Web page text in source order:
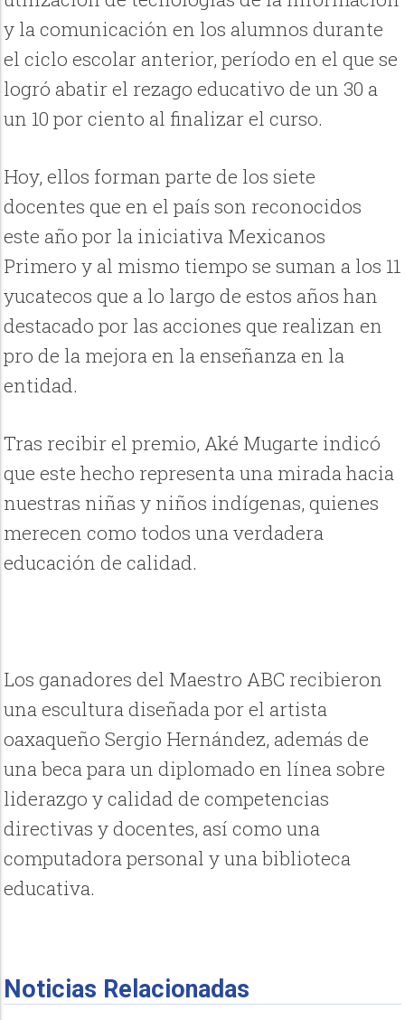
y la comunicación en los alumnos durante
el ciclo escolar anterior, período en el que se
logró abatir el rezago educativo de un 30 a
un 10 por ciento al finalizar el curso.
Hoy, ellos forman parte de los siete
docentes que en el país son reconocidos
este año por la iniciativa Mexicanos
Primero y al mismo tiempo se suman a los 11
yucatecos que a lo largo de estos años han
destacado por las acciones que realizan en
pro de la mejora en la enseñanza en la
entidad.
Tras recibir el premio, Aké Mugarte indicó
que este hecho representa una mirada hacia
nuestras niñas y niños indígenas, quienes
merecen como todos una verdadera
educación de calidad.
Los ganadores del Maestro ABC recibieron
una escultura diseñada por el artista
oaxaqueño Sergio Hernández, además de
una beca para un diplomado en línea sobre
liderazgo y calidad de competencias
directivas y docentes, así como una
computadora personal y una biblioteca
educativa.
Noticias Relacionadas